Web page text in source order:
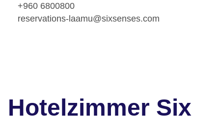
+960 6800800
reservations-laamu@sixsenses.com
Hotelzimmer Six